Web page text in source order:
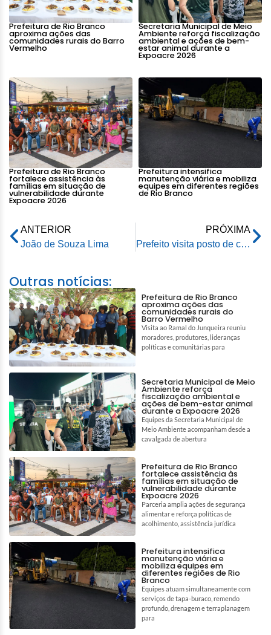
Prefeitura de Rio Branco
aproxima ações das
comunidades rurais do Barro
Vermelho
Secretaria Municipal de Meio
Ambiente reforça fiscalização
ambiental e ações de bem-
estar animal durante a
Expoacre 2026
Prefeitura de Rio Branco
fortalece assistência às
famílias em situação de
vulnerabilidade durante
Expoacre 2026
Prefeitura intensifica
manutenção viária e mobiliza
equipes em diferentes regiões
de Rio Branco
ANTERIOR
João de Souza Lima
PRÓXIMA
Prefeito visita posto de comando do Corpo de Bombeiros e se reúne com Defesa Civil Nacional
Outras notícias:
Prefeitura de Rio Branco
aproxima ações das
comunidades rurais do
Barro Vermelho
Visita ao Ramal do Junqueira reuniu
moradores, produtores, lideranças
políticas e comunitárias para
Secretaria Municipal de Meio
Ambiente reforça
fiscalização ambiental e
ações de bem-estar animal
durante a Expoacre 2026
Equipes da Secretaria Municipal de
Meio Ambiente acompanham desde a
cavalgada de abertura
Prefeitura de Rio Branco
fortalece assistência às
famílias em situação de
vulnerabilidade durante
Expoacre 2026
Parceria amplia ações de segurança
alimentar e reforça políticas de
acolhimento, assistência jurídica
Prefeitura intensifica
manutenção viária e
mobiliza equipes em
diferentes regiões de Rio
Branco
Equipes atuam simultaneamente com
serviços de tapa-buraco, remendo
profundo, drenagem e terraplanagem
para